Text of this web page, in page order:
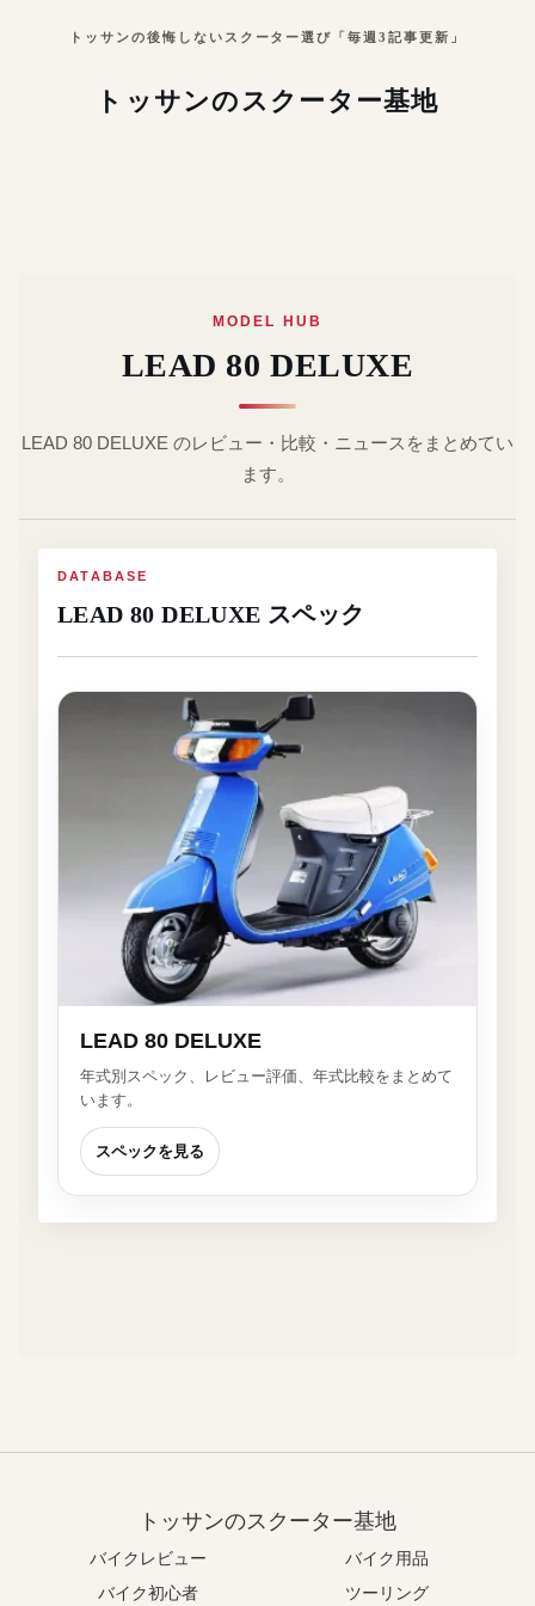
トッサンの後悔しないスクーター選び「毎週3記事更新」
トッサンのスクーター基地
MODEL HUB
LEAD 80 DELUXE
LEAD 80 DELUXE のレビュー・比較・ニュースをまとめてい
ます。
DATABASE
LEAD 80 DELUXE スペック
LEAD 80 DELUXE
年式別スペック、レビュー評価、年式比較をまとめて
います。
スペックを見る
トッサンのスクーター基地
バイクレビュー
バイク用品
バイク初心者
ツーリング